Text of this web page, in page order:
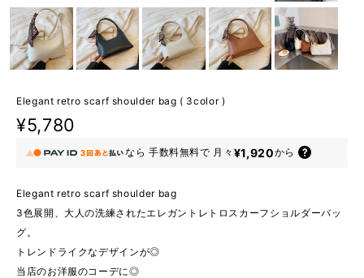
Elegant retro scarf shoulder bag ( 3color )
¥5,780
なら 手数料無料で 月々 ¥1,920から
Elegant retro scarf shoulder bag
3色展開、大人の洗練されたエレガントレトロスカーフショルダーバッ
グ。
トレンドライクなデザインが◎
当店のお洋服のコーデに◎